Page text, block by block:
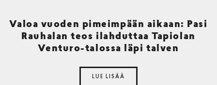
Valoa vuoden pimeimpään aikaan: Pasi
Rauhalan teos ilahduttaa Tapiolan
Venturo-talossa läpi talven
LUE LISÄÄ